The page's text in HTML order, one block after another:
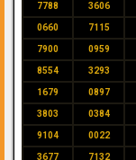
7788 3606
0660 7115
7900 0959
8554 3293
1679 0897
3803 0384
9104 0022
3677 7132